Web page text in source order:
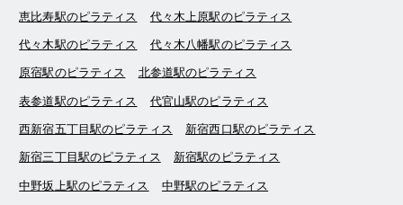
恵比寿駅のピラティス 代々木上原駅のピラティス
代々木駅のピラティス 代々木八幡駅のピラティス
原宿駅のピラティス 北参道駅のピラティス
表参道駅のピラティス 代官山駅のピラティス
西新宿五丁目駅のピラティス 新宿西口駅のピラティス
新宿三丁目駅のピラティス 新宿駅のピラティス
中野坂上駅のピラティス 中野駅のピラティス